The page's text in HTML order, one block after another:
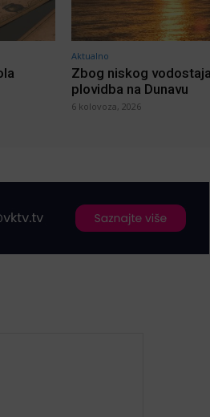
Aktualno
Zbog niskog
plovidba na Dunavu
6 kolovoza, 2026